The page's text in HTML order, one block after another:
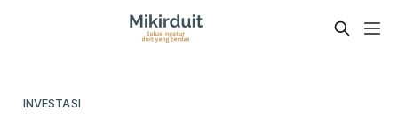
INVESTASI